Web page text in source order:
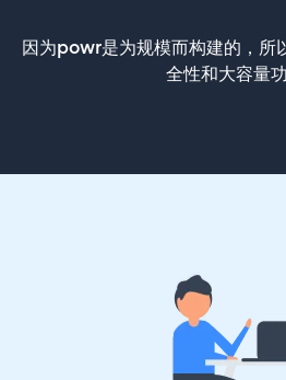
因为powr是为规模而构建的，所
全性和大容量功